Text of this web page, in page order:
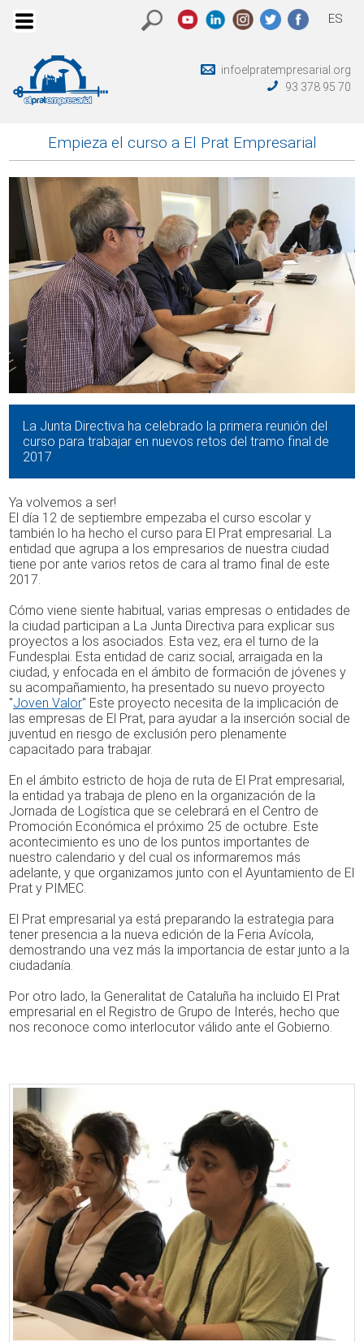
ES
infoelpratempresarial.org
93 378 95 70
Empieza el curso a El Prat Empresarial
La Junta Directiva ha celebrado la primera reunión del
curso para trabajar en nuevos retos del tramo final de
2017
Ya volvemos a ser!
El día 12 de septiembre empezaba el curso escolar y
también lo ha hecho el curso para El Prat empresarial. La
entidad que agrupa a los empresarios de nuestra ciudad
tiene por ante varios retos de cara al tramo final de este
2017.
Cómo viene siente habitual, varias empresas o entidades de
la ciudad participan a La Junta Directiva para explicar sus
proyectos a los asociados. Esta vez, era el turno de la
Fundesplai. Esta entidad de cariz social, arraigada en la
ciudad, y enfocada en el ámbito de formación de jóvenes y
su acompañamiento, ha presentado su nuevo proyecto
"Joven Valor" Este proyecto necesita de la implicación de
las empresas de El Prat, para ayudar a la inserción social de
juventud en riesgo de exclusión pero plenamente
capacitado para trabajar.
En el ámbito estricto de hoja de ruta de El Prat empresarial,
la entidad ya trabaja de pleno en la organización de la
Jornada de Logística que se celebrará en el Centro de
Promoción Económica el próximo 25 de octubre. Este
acontecimiento es uno de los puntos importantes de
nuestro calendario y del cual os informaremos más
adelante, y que organizamos junto con el Ayuntamiento de El
Prat y PIMEC.
El Prat empresarial ya está preparando la estrategia para
tener presencia a la nueva edición de la Feria Avícola,
demostrando una vez más la importancia de estar junto a la
ciudadanía.
Por otro lado, la Generalitat de Cataluña ha incluido El Prat
empresarial en el Registro de Grupo de Interés, hecho que
nos reconoce como interlocutor válido ante el Gobierno.